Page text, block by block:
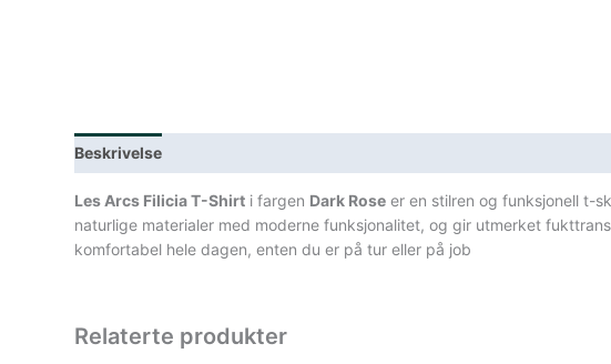
Beskrivelse
Les Arcs Filicia T-Shirt i fargen Dark Rose er en stilren og funksjonell t-
naturlige materialer med moderne funksjonalitet, og gir utmerket
komfortabel hele dagen, enten du er på tur eller på job
Relaterte produkter